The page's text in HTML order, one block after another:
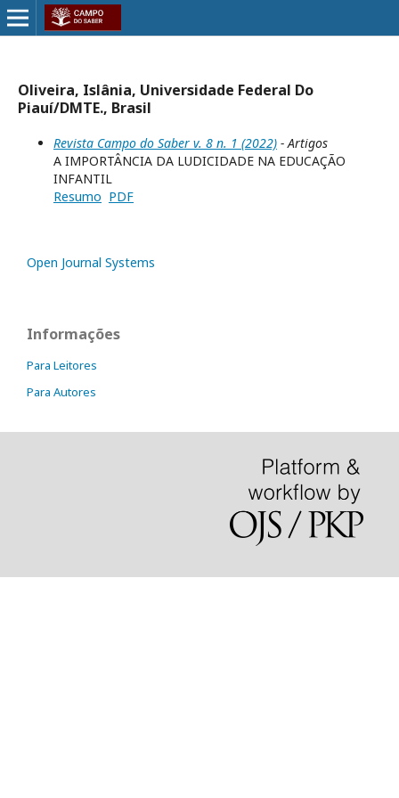
Oliveira, Islânia, Universidade Federal Do
Piauí/DMTE., Brasil
Revista Campo do Saber v. 8 n. 1 (2022) - Artigos
A IMPORTÂNCIA DA LUDICIDADE NA EDUCAÇÃO
INFANTIL
Resumo PDF
Open Journal Systems
Informações
Para Leitores
Para Autores